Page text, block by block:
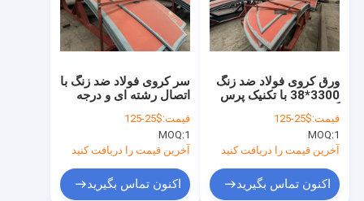
سر کروی فولاد ضد زنگ با
اتصال رشته ای و درجه
° F برای ظروف تحت
فشار
قیمت:$25-125
MOQ:1
آخرین قیمت را دریافت کنید
اکنون تماس بگیرید
ورق کروی فولاد ضد زنگ
3300*38 با تکنیک پرس
فشار
قیمت:$25-125
MOQ:1
آخرین قیمت را دریافت کنید
اکنون تماس بگیرید